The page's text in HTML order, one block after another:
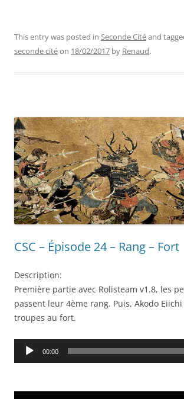
This entry was posted in Seconde Citéand
seconde citéon 18/02/2017 by Renaud.
CSC – Épisode 24 – Rang – Fort
Description:
Première partie avec Rolisteam v1.8, les
passent leur 4ème rang. Puis, Akodo
troupes au fort.
Audio
00:00